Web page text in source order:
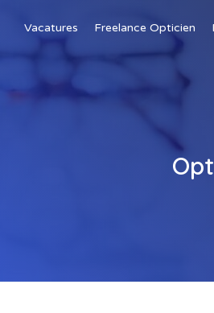
Vacatures Freelance Opticien